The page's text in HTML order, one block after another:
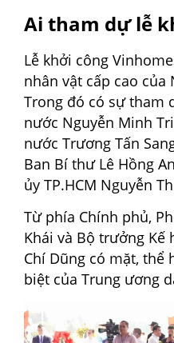
Ai tham dự lễ
Lễ khởi công
nhân vật cấp cao của
Trong đó có sự tham
nước Nguyễn Minh
nước Trương Tấn
Ban Bí thư Lê Hồng
ủy TP.HCM Nguyễn
Từ phía Chính phủ,
Khái và Bộ trưởng
Chí Dũng có mặt, thể
biệt của Trung ương